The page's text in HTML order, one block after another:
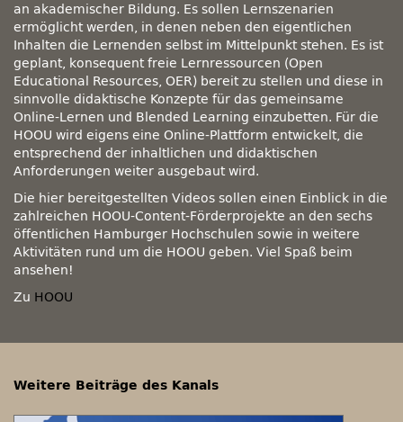
an akademischer Bildung. Es sollen Lernszenarien
ermöglicht werden, in denen neben den eigentlichen
Inhalten die Lernenden selbst im Mittelpunkt stehen. Es ist
geplant, konsequent freie Lernressourcen (Open
Educational Resources, OER) bereit zu stellen und diese in
sinnvolle didaktische Konzepte für das gemeinsame
Online-Lernen und Blended Learning einzubetten. Für die
HOOU wird eigens eine Online-Plattform entwickelt, die
entsprechend der inhaltlichen und didaktischen
Anforderungen weiter ausgebaut wird.
Die hier bereitgestellten Videos sollen einen Einblick in die
zahlreichen HOOU-Content-Förderprojekte an den sechs
öffentlichen Hamburger Hochschulen sowie in weitere
Aktivitäten rund um die HOOU geben. Viel Spaß beim
ansehen!
Zu HOOU
Weitere Beiträge des Kanals